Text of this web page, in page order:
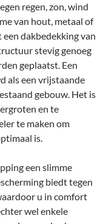
regen, zon, wind
van hout, metaal of
dakbedekking van
stevig genoeg
geplaatst. Een
als een vrijstaande
gebouw. Het is
en te
te maken om
is.
een slimme
biedt tegen
u in comfort
wel enkele